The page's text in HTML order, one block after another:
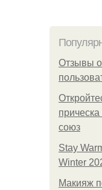
Отзывы о
союз
Stay
Winter
Макияж